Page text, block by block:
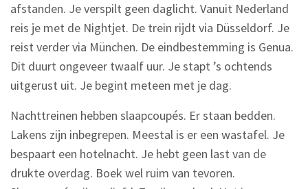
afstanden. Je verspilt geen daglicht. Vanuit Nederland
reis je met de Nightjet. De trein rijdt via Düsseldorf. Je
reist verder via München. De eindbestemming is Genua.
Dit duurt ongeveer twaalf uur. Je stapt ’s ochtends
uitgerust uit. Je begint meteen met je dag.
Nachttreinen hebben slaapcoupés. Er staan bedden.
Lakens zijn inbegrepen. Meestal is er een wastafel. Je
bespaart een hotelnacht. Je hebt geen last van de
drukte overdag. Boek wel ruim van tevoren.